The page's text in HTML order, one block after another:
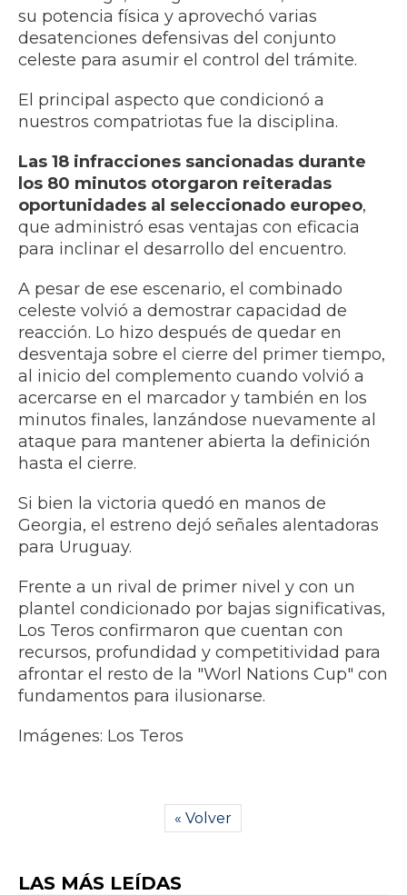
su potencia física y aprovechó varias
desatenciones defensivas del conjunto
celeste para asumir el control del trámite.
El principal aspecto que condicionó a
nuestros compatriotas fue la disciplina.
Las 18 infracciones sancionadas durante
los 80 minutos otorgaron reiteradas
oportunidades al seleccionado europeo,
que administró esas ventajas con eficacia
para inclinar el desarrollo del encuentro.
A pesar de ese escenario, el combinado
celeste volvió a demostrar capacidad de
reacción. Lo hizo después de quedar en
desventaja sobre el cierre del primer tiempo,
al inicio del complemento cuando volvió a
acercarse en el marcador y también en los
minutos finales, lanzándose nuevamente al
ataque para mantener abierta la definición
hasta el cierre.
Si bien la victoria quedó en manos de
Georgia, el estreno dejó señales alentadoras
para Uruguay.
Frente a un rival de primer nivel y con un
plantel condicionado por bajas significativas,
Los Teros confirmaron que cuentan con
recursos, profundidad y competitividad para
afrontar el resto de la "Worl Nations Cup" con
fundamentos para ilusionarse.
Imágenes: Los Teros
« Volver
LAS MÁS LEÍDAS